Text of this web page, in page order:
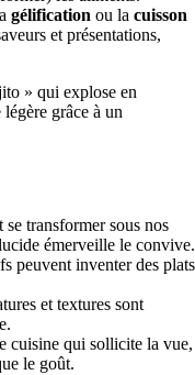
gélification ou la cuisson
et présentations,
» qui explose en
grâce à un
transformer sous nos
émerveille le convive.
peuvent inventer des plats
et textures sont
cuisine qui sollicite la vue,
le goût.